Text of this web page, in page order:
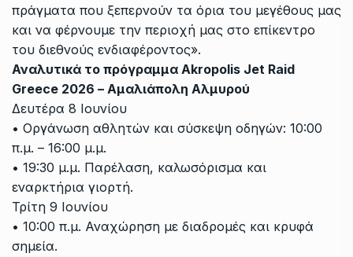
πράγματα που ξεπερνούν τα όρια του μεγέθους μας
και να φέρνουμε την περιοχή μας στο επίκεντρο
του διεθνούς ενδιαφέροντος».
Αναλυτικά το πρόγραμμα Akropolis Jet Raid
Greece 2026 – Αμαλιάπολη Αλμυρού
Δευτέρα 8 Ιουνίου
• Οργάνωση αθλητών και σύσκεψη οδηγών: 10:00
π.μ. – 16:00 μ.μ.
• 19:30 μ.μ. Παρέλαση, καλωσόρισμα και
εναρκτήρια γιορτή.
Τρίτη 9 Ιουνίου
• 10:00 π.μ. Αναχώρηση με διαδρομές και κρυφά
σημεία.